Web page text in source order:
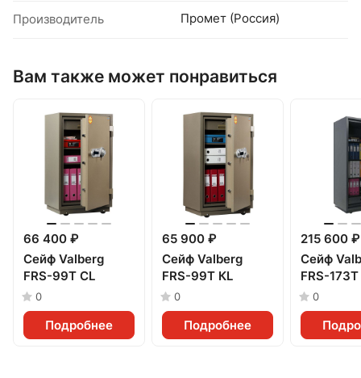
Производитель Промет (Россия)
Вам также может понравиться
66 400 ₽
Сейф Valberg
FRS-99T СL
0
Подробнее
65 900 ₽
Сейф Valberg
FRS-99T КL
0
Подробнее
215 600 ₽
Сейф
FRS-173Т
0